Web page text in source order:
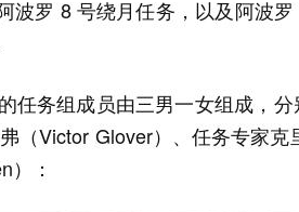
波罗 8 号绕月任务，以及阿波
任务组成员由三男一女组成，
（Victor Glover）、任务专家
）：